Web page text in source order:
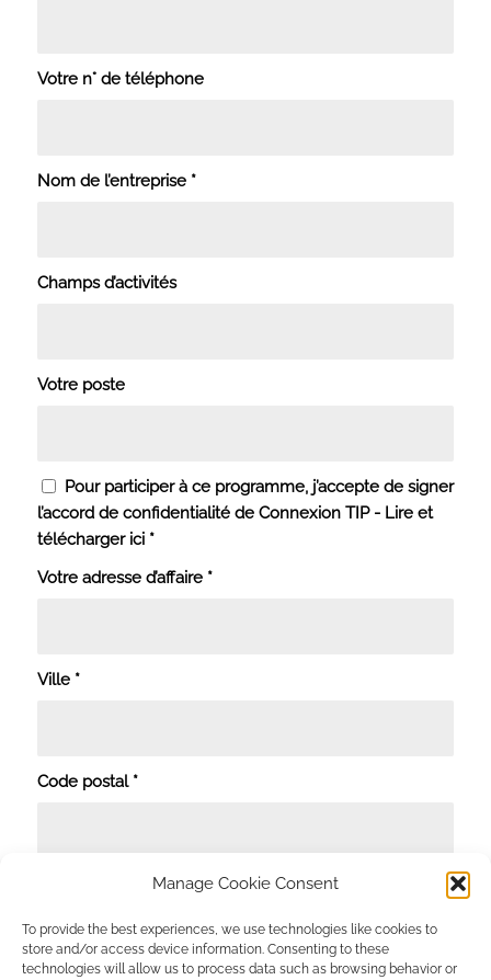
Manage Cookie Consent
To provide the best experiences, we use technologies like cookies to
store and/or access device information. Consenting to these
technologies will allow us to process data such as browsing behavior or
Votre n° de téléphone
Nom de l’entreprise *
Champs d’activités
Votre poste
Pour participer à ce programme, j’accepte de signer
l’accord de confidentialité de Connexion TIP - Lire et
télécharger ici *
Votre adresse d’affaire *
Ville *
Code postal *